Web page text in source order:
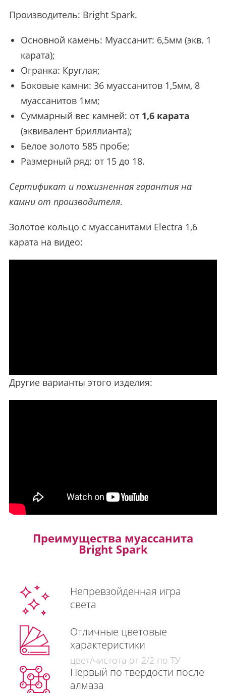
Производитель: Bright Spark.
Основной камень: Муассанит: 6,5мм (экв. 1
карата);
Огранка: Круглая;
Боковые камни: 36 муассанитов 1,5мм, 8
муассанитов 1мм;
Суммарный вес камней: от 1,6 карата
(эквивалент бриллианта);
Белое золото 585 пробе;
Размерный ряд: от 15 до 18.
Сертификат и пожизненная гарантия на
камни от производителя.
Золотое кольцо с муассанитами Electra 1,6
карата на видео:
Другие варианты этого изделия:
Преимущества муассанита
Bright Spark
Непревзойденная игра
света
Отличные цветовые
характеристики
цвет/чистота от 2/2 по ТУ
Первый по твердости после
алмаза